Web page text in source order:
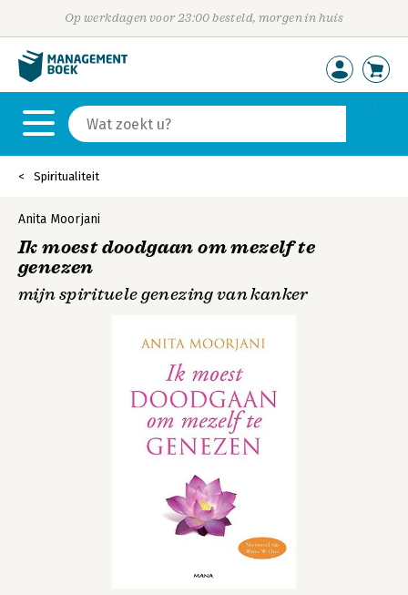
Op werkdagen voor 23:00 besteld, morgen in huis
Spiritualiteit
Anita Moorjani
Ik moest doodgaan om mezelf te
genezen
mijn spirituele genezing van kanker